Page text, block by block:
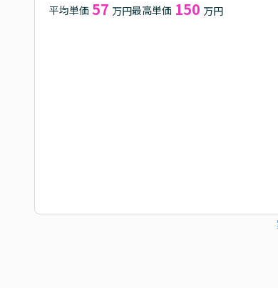
平均単価 57 万円最高単価 150 万円